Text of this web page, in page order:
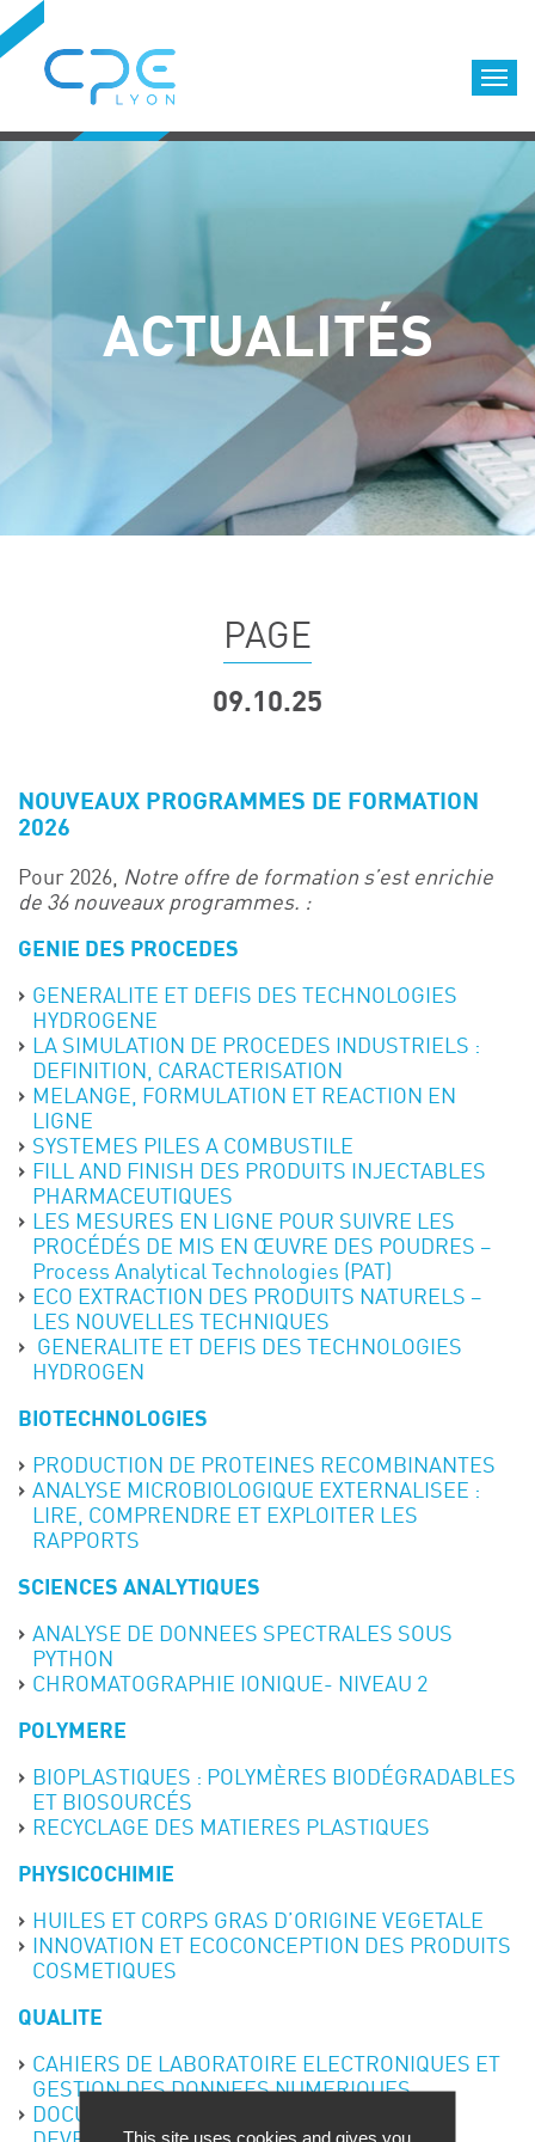
Formations qualifiantes
Déroulement des formations
Equipe
LOCATION DE SALLES DE FORMATION
Nos clients
sustainability – September 15 and 16, 2026
FRENCH-CHINESE CONFERENCE ON GREEN
ACTUALITÉS
PAGE
09.10.25
NOUVEAUX PROGRAMMES DE FORMATION
2026
Pour 2026, Notre offre de formation s’est enrichie
de 36 nouveaux programmes. :
GENIE DES PROCEDES
GENERALITE ET DEFIS DES TECHNOLOGIES
HYDROGENE
LA SIMULATION DE PROCEDES INDUSTRIELS :
DEFINITION, CARACTERISATION
MELANGE, FORMULATION ET REACTION EN
LIGNE
SYSTEMES PILES A COMBUSTILE
FILL AND FINISH DES PRODUITS INJECTABLES
PHARMACEUTIQUES
LES MESURES EN LIGNE POUR SUIVRE LES
PROCÉDÉS DE MIS EN ŒUVRE DES POUDRES –
Process Analytical Technologies (PAT)
ECO EXTRACTION DES PRODUITS NATURELS –
LES NOUVELLES TECHNIQUES
GENERALITE ET DEFIS DES TECHNOLOGIES
HYDROGEN
BIOTECHNOLOGIES
PRODUCTION DE PROTEINES RECOMBINANTES
ANALYSE MICROBIOLOGIQUE EXTERNALISEE :
LIRE, COMPRENDRE ET EXPLOITER LES
RAPPORTS
SCIENCES ANALYTIQUES
ANALYSE DE DONNEES SPECTRALES SOUS
PYTHON
CHROMATOGRAPHIE IONIQUE- NIVEAU 2
POLYMERE
BIOPLASTIQUES : POLYMÈRES BIODÉGRADABLES
ET BIOSOURCÉS
RECYCLAGE DES MATIERES PLASTIQUES
PHYSICOCHIMIE
HUILES ET CORPS GRAS D’ORIGINE VEGETALE
INNOVATION ET ECOCONCEPTION DES PRODUITS
COSMETIQUES
QUALITE
CAHIERS DE LABORATOIRE ELECTRONIQUES ET
GESTION DES DONNEES NUMERIQUES
DOCUMENTS CLES ACCOMPAGNANT LE
Cookies management panel
This site uses cookies and gives you